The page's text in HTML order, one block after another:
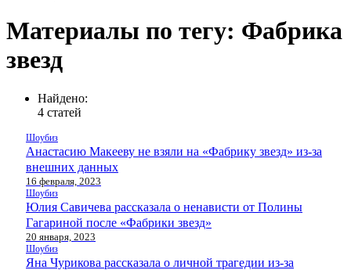
Материалы по тегу: Фабрика
звезд
Найдено:
4 статей
Шоубиз
Анастасию Макееву не взяли на «Фабрику звезд» из-за
внешних данных
16 февраля, 2023
Шоубиз
Юлия Савичева рассказала о ненависти от Полины
Гагариной после «Фабрики звезд»
20 января, 2023
Шоубиз
Яна Чурикова рассказала о личной трагедии из-за